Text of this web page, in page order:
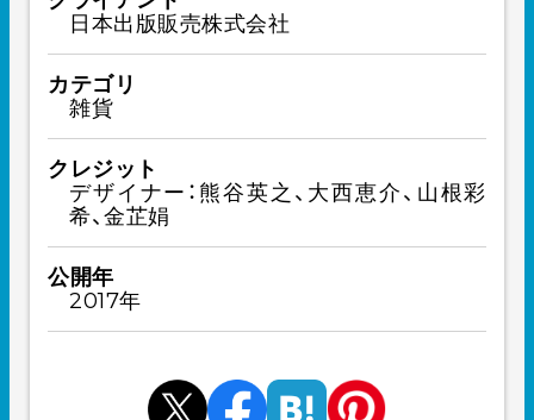
日本出版販売株式会社
カテゴリ
雑貨
クレジット
デザイナー：熊谷英之、大西恵介、山根彩
希、金芷娟
公開年
2017年